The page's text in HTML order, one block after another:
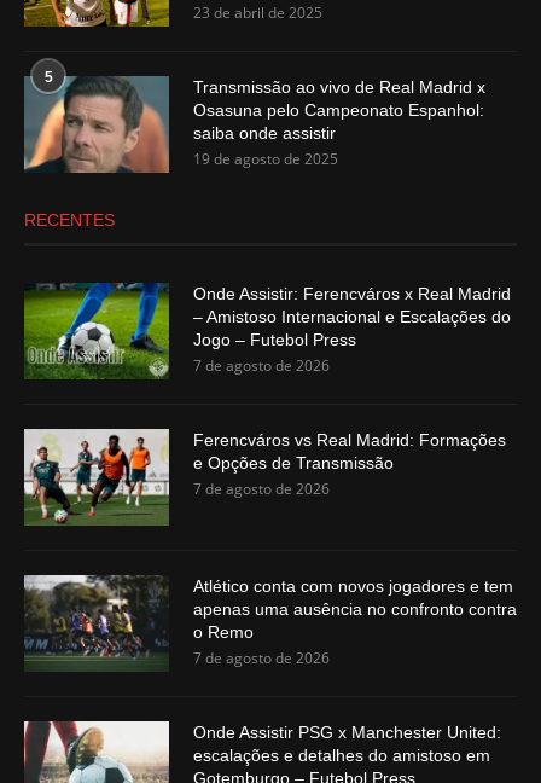
23 de abril de 2025
5
Transmissão ao vivo de Real Madrid x
Osasuna pelo Campeonato Espanhol:
saiba onde assistir
19 de agosto de 2025
RECENTES
Onde Assistir: Ferencváros x Real Madrid
– Amistoso Internacional e Escalações do
Jogo – Futebol Press
7 de agosto de 2026
Ferencváros vs Real Madrid: Formações
e Opções de Transmissão
7 de agosto de 2026
Atlético conta com novos jogadores e tem
apenas uma ausência no confronto contra
o Remo
7 de agosto de 2026
Onde Assistir PSG x Manchester United:
escalações e detalhes do amistoso em
Gotemburgo – Futebol Press